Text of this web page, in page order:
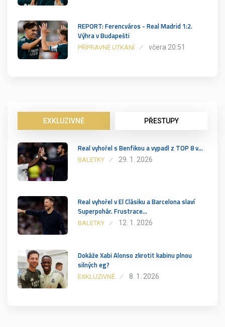
REPORT: Ferencváros - Real Madrid 1:2.
Výhra v Budapešti
PŘÍPRAVNÉ UTKÁNÍ včera 20:51
EXKLUZIVNĚ PŘESTUPY
Real vyhořel s Benfikou a vypadl z TOP 8 v…
BALETKY 29. 1. 2026
Real vyhořel v El Clásiku a Barcelona slaví
Superpohár. Frustrace…
BALETKY 12. 1. 2026
Dokáže Xabi Alonso zkrotit kabinu plnou
silných eg?
EXKLUZIVNĚ 8. 1. 2026